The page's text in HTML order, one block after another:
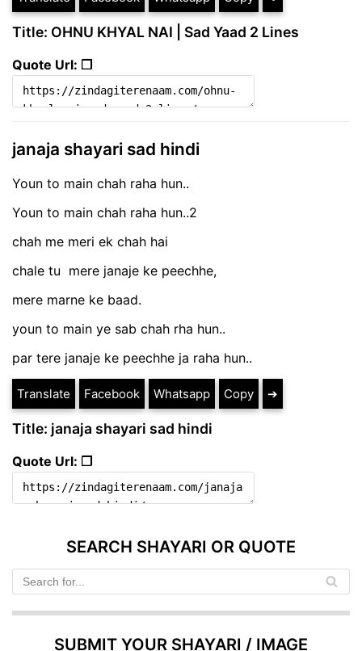
Title: OHNU KHYAL NAI | Sad Yaad 2 Lines
Quote Url: ❐
janaja shayari sad hindi
Youn to main chah raha hun..
Youn to main chah raha hun..2
chah me meri ek chah hai
chale tu mere janaje ke peechhe,
mere marne ke baad.
youn to main ye sab chah rha hun..
par tere janaje ke peechhe ja raha hun..
Translate Facebook Whatsapp Copy ➔
Title: janaja shayari sad hindi
Quote Url: ❐
SEARCH SHAYARI OR QUOTE
SUBMIT YOUR SHAYARI / IMAGE